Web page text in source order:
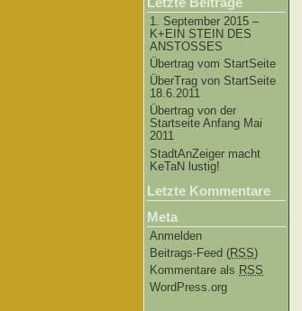
1. September 2015 –
K+EIN STEIN DES
ANSTOSSES
Übertrag vom StartSeite
ÜberTrag von StartSeite
18.6.2011
Übertrag von der
Startseite Anfang Mai
2011
StadtAnZeiger macht
KeTaN lustig!
Letzte Kommentare
Meta
Anmelden
Beitrags-Feed (RSS)
Kommentare als RSS
WordPress.org